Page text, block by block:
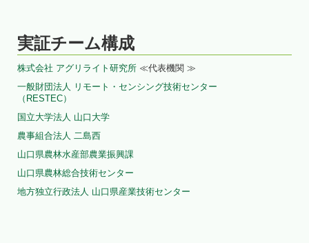
実証チーム構成
株式会社 アグリライト研究所 ≪代表機関 ≫
一般財団法人 リモート・センシング技術センター
（RESTEC）
国立大学法人 山口大学
農事組合法人 二島西
山口県農林水産部農業振興課
山口県農林総合技術センター
地方独立行政法人 山口県産業技術センター